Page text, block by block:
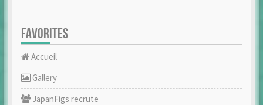
FAVORITES
Accueil
Gallery
JapanFigs recrute